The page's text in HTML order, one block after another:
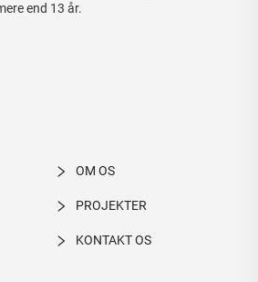
end 13 år.
OM OS
PROJEKTER
KONTAKT OS